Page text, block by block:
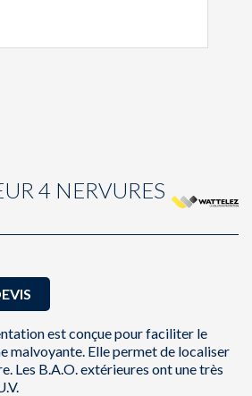
4 NERVURES
est conçue pour faciliter le
malvoyante. Elle permet de localiser
Les B.A.O. extérieures ont une très